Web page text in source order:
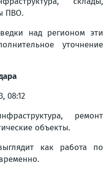
ПВО.
над регионом эти
уточнение
08:12
ремонт
объекты.
как работа по